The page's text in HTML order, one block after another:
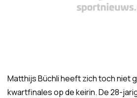
Matthijs Büchli heeft zich toch niet
kwartfinales op de keirin. De 28-